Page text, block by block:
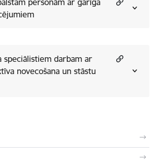
personām ar garīga
speciālistiem darbam ar
novecošana un stāstu